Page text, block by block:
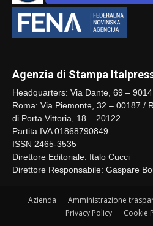
Agenzia di Stampa
Headquarters: Via Dante, 69 –
Roma: Via Piemonte, 32 – 00187 /
di Porta Vittoria, 18 – 20122
Partita IVA 01868790849
ISSN 2465-3535
Direttore Editoriale: Italo Cucci
Direttore Responsabile: Gaspare
Azienda Amministrazione
Privacy Policy
Cookie